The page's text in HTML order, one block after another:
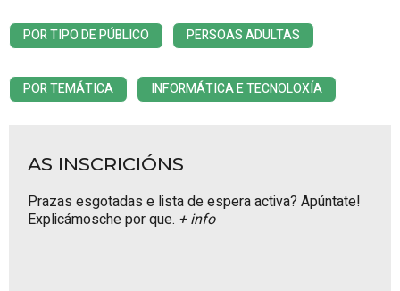
POR TIPO DE PÚBLICO PERSOAS ADULTAS
POR TEMÁTICA INFORMÁTICA E TECNOLOXÍA
AS INSCRICIÓNS
Prazas esgotadas e lista de espera activa? Apúntate!
Explicámosche por que. + info